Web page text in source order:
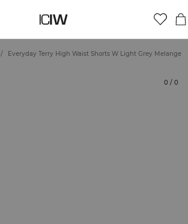
/ Everyday Terry High Waist Shorts W Light Grey Melange
0 / 0